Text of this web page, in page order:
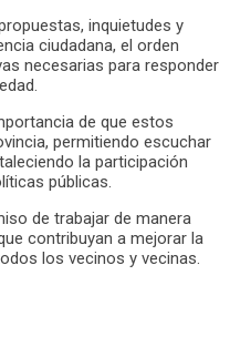
inquietudes y
ciudadana, el orden
necesarias para responder
de que estos
permitiendo escuchar
la participación
públicas.
de trabajar de manera
contribuyan a mejorar la
los vecinos y vecinas.